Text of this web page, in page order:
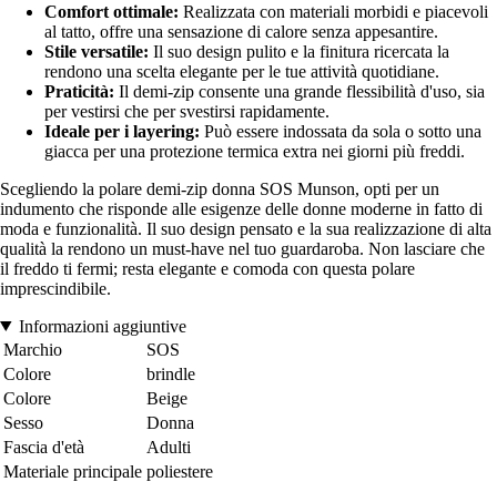
Comfort ottimale: Realizzata con materiali morbidi e piacevoli
al tatto, offre una sensazione di calore senza appesantire.
Stile versatile: Il suo design pulito e la finitura ricercata la
rendono una scelta elegante per le tue attività quotidiane.
Praticità: Il demi-zip consente una grande flessibilità d'uso, sia
per vestirsi che per svestirsi rapidamente.
Ideale per i layering: Può essere indossata da sola o sotto una
giacca per una protezione termica extra nei giorni più freddi.
Scegliendo la polare demi-zip donna SOS Munson, opti per un
indumento che risponde alle esigenze delle donne moderne in fatto di
moda e funzionalità. Il suo design pensato e la sua realizzazione di alta
qualità la rendono un must-have nel tuo guardaroba. Non lasciare che
il freddo ti fermi; resta elegante e comoda con questa polare
imprescindibile.
Informazioni aggiuntive
Marchio
SOS
Colore
brindle
Colore
Beige
Sesso
Donna
Fascia d'età
Adulti
Materiale principale poliestere